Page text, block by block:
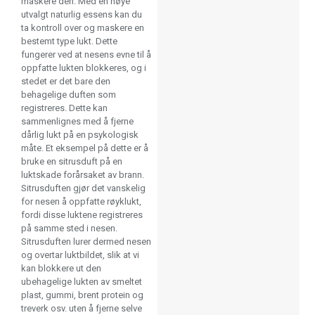
utvalgt naturlig essens kan du
ta kontroll over og maskere en
bestemt type lukt. Dette
fungerer ved at nesens evne til å
oppfatte lukten blokkeres, og i
stedet er det bare den
behagelige duften som
registreres. Dette kan
sammenlignes med å fjerne
dårlig lukt på en psykologisk
måte. Et eksempel på dette er å
bruke en sitrusduft på en
luktskade forårsaket av brann.
Sitrusduften gjør det vanskelig
for nesen å oppfatte røyklukt,
fordi disse luktene registreres
på samme sted i nesen.
Sitrusduften lurer dermed nesen
og overtar luktbildet, slik at vi
kan blokkere ut den
ubehagelige lukten av smeltet
plast, gummi, brent protein og
treverk osv. uten å fjerne selve